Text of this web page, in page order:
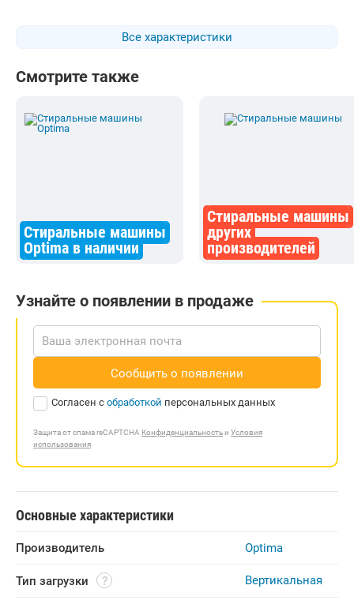
Все характеристики
Смотрите также
Стиральные машины
Optima в наличии
Стиральные машины
других
производителей
Узнайте о появлении в продаже
Сообщить о появлении
Согласен с обработкой персональных данных
Защита от спама reCAPTCHA Конфиденциальностьи Условия
использования
Основные характеристики
Производитель Optima
Тип загрузки Вертикальная